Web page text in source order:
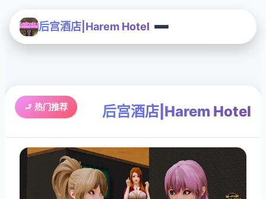
后宫酒店|Harem Hotel
🚬 热门推荐 后宫酒店|Harem Hotel